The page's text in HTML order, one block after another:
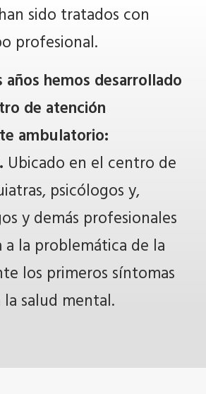
sido tratados con
profesional.
años hemos desarrollado
de atención
ambulatorio:
Ubicado en el centro de
psicólogos y,
y demás profesionales
a la problemática de la
los primeros síntomas
salud mental.